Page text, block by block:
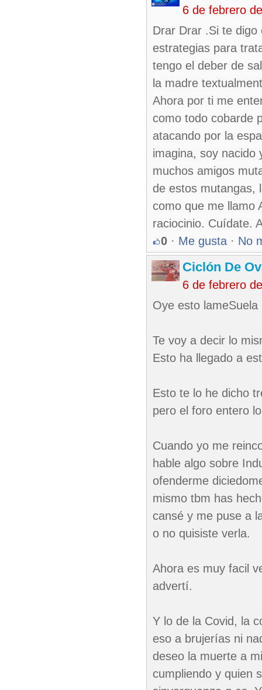
6 de febrero
Drar Drar .Si te
estrategias para
tengo el deber de
la madre
Ahora por ti me
como todo cobarde
atacando por la
imagina, soy nacido
muchos amigos
de estos mutangas,
como que me llamo
raciocinio. Cuídate.
0 · Me gusta · No
Ciclón De
6 de febrero
Oye esto lameSuela
Te voy a decir lo
Esto ha llegado a
Esto te lo he dicho
pero el foro entero
Cuando yo me
hable algo sobre
ofenderme
mismo tbm has
cansé y me puse a
o no quisiste verla.
Ahora es muy facil
advertí.
Y lo de la Covid, la
eso a brujerías ni
deseo la muerte a
cumpliendo y quien